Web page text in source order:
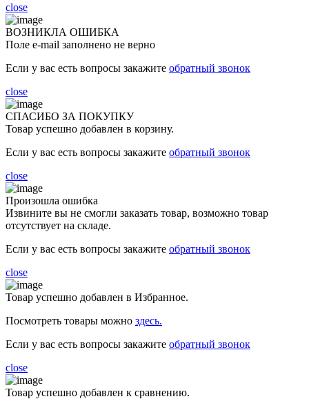
close
ВОЗНИКЛА ОШИБКА
Поле e-mail заполнено не верно
Если у вас есть вопросы закажите обратный звонок
close
СПАСИБО ЗА ПОКУПКУ
Товар успешно добавлен в корзину.
Если у вас есть вопросы закажите обратный звонок
close
Произошла ошибка
Извините вы не смогли заказать товар, возможно товар
отсутствует на складе.
Если у вас есть вопросы закажите обратный звонок
close
Товар успешно добавлен в Избранное.
Посмотреть товары можно здесь.
Если у вас есть вопросы закажите обратный звонок
close
Товар успешно добавлен к сравнению.